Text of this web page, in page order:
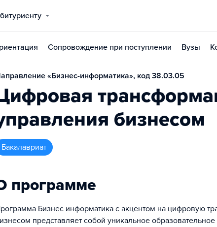
Сопровождение при поступлении Вузы
«Бизнес-информатика», код 38.03.05
бизнесом
бакалавриат
программе
Бизнес информатика с акцентом на цифровую
представляет собой уникальное